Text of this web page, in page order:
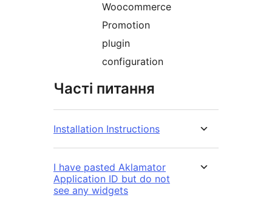
Woocommerce
Promotion
plugin
configuration
Часті питання
Installation Instructions
I have pasted Aklamator
Application ID but do not
see any widgets